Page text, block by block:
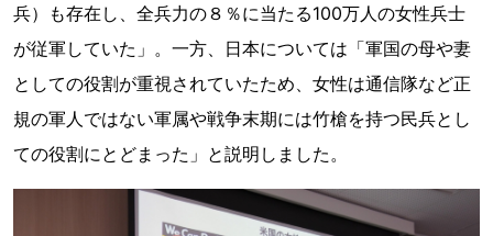
兵）も存在し、全兵力の８％に当たる100万人の女性兵士
が従軍していた」。一方、日本については「軍国の母や妻
としての役割が重視されていたため、女性は通信隊など正
規の軍人ではない軍属や戦争末期には竹槍を持つ民兵とし
ての役割にとどまった」と説明しました。